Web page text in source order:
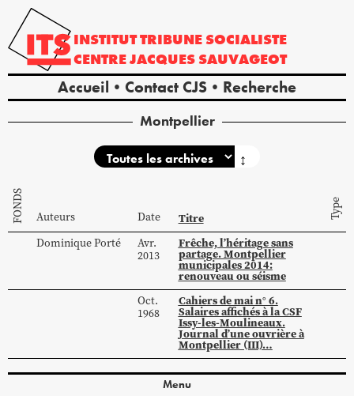
INSTITUTTRIBUNE SOCIALISTE
CENTREJACQUES SAUVAGEOT
Accueil Contact CJS Recherche
Montpellier
↕
FONDS Auteurs Date Titre Type
DominiquePorté
Avr.
2013
Frêche, l’héritage sans
partage. Montpellier
municipales 2014:
renouveau ou séisme
Oct.
1968
Cahiers de mai n° 6.
Salaires affichés à la CSF
Issy-les-Moulineaux.
Journal d’une ouvrière à
Montpellier (III)…
Menu